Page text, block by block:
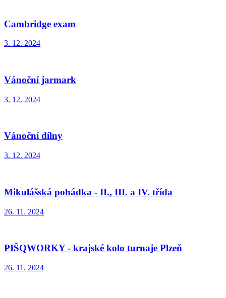
Cambridge exam
3. 12. 2024
Vánoční jarmark
3. 12. 2024
Vánoční dílny
3. 12. 2024
Mikulášská pohádka - II., III. a IV. třída
26. 11. 2024
PIŠQWORKY - krajské kolo turnaje Plzeň
26. 11. 2024